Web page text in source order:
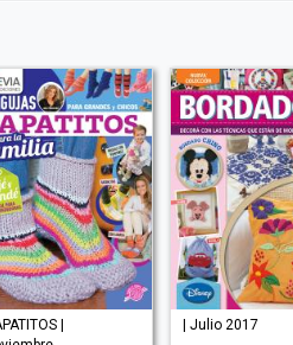
|
| Julio 2017